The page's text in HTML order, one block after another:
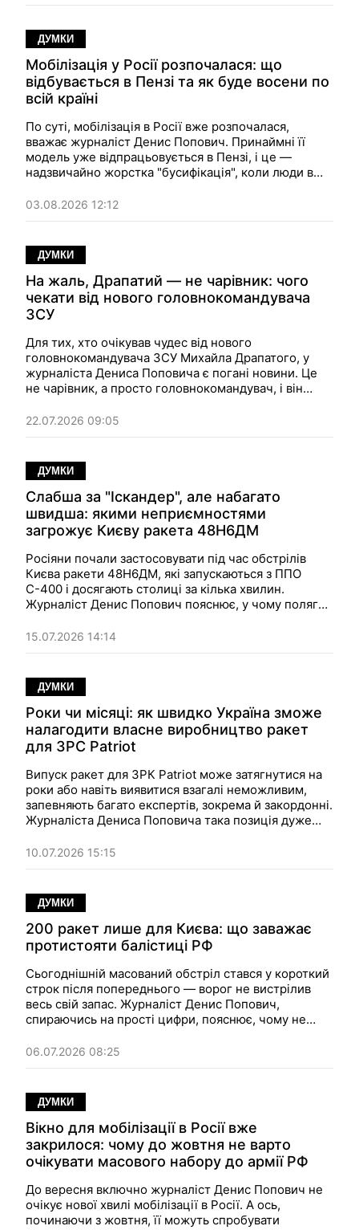
ДУМКИ
Мобілізація у Росії розпочалася: що
відбувається в Пензі та як буде восени по
всій країні
По суті, мобілізація в Росії вже розпочалася,
вважає журналіст Денис Попович. Принаймні її
модель уже відпрацьовується в Пензі, і це —
надзвичайно жорстка "бусифікація", коли люди в
змушують їх підписувати контракт. Восени так буде
по всій країні, впевнений Попович…
03.08.2026 12:12
ДУМКИ
На жаль, Драпатий — не чарівник: чого
чекати від нового головнокомандувача
ЗСУ
Для тих, хто очікував чудес від нового
головнокомандувача ЗСУ Михайла Драпатого, у
журналіста Дениса Поповича є погані новини. Це
не чарівник, а просто головнокомандувач, і він
загрози нікуди не зникнуть. Все, що можна —
побажати Драпатому успіху та забезпечити
22.07.2026 09:05
ДУМКИ
Слабша за "Іскандер", але набагато
швидша: якими неприємностями
загрожує Києву ракета 48Н6ДМ
Росіяни почали застосовувати під час обстрілів
Києва ракети 48Н6ДМ, які запускаються з ППО
С-400 і досягають столиці за кілька хвилин.
Журналіст Денис Попович пояснює, у чому полягає
поводитися під час обстрілів з урахуванням нових
обставин.
15.07.2026 14:14
ДУМКИ
Роки чи місяці: як швидко Україна зможе
налагодити власне виробництво ракет
для ЗРС Patriot
Випуск ракет для ЗРК Patriot може затягнутися на
роки або навіть виявитися взагалі неможливим,
запевняють багато експертів, зокрема й закордонні.
Журналіста Дениса Поповича така позиція дуже
здійснити досить швидко, люди для цього є, а
єдине, що може завадити, — це менеджмент та
10.07.2026 15:15
ДУМКИ
200 ракет лише для Києва: що заважає
протистояти балістиці РФ
Сьогоднішній масований обстріл стався у короткий
строк після попереднього — ворог не вистрілив
весь свій запас. Журналіст Денис Попович,
спираючись на прості цифри, пояснює, чому не
"Петріот" проти балістичних ракет — у світі їх
просто не виробляють у потрібній кількості…
06.07.2026 08:25
ДУМКИ
Вікно для мобілізації в Росії вже
закрилося: чому до жовтня не варто
очікувати масового набору до армії РФ
До вересня включно журналіст Денис Попович не
очікує нової хвилі мобілізації в Росії. А ось,
починаючи з жовтня, її можуть спробувати